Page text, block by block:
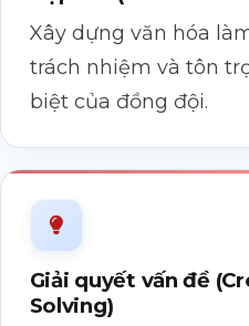
Xây dựng văn hóa
trách nhiệm và tôn
biệt của đồng đội.
Giải quyết vấn đề
Solving)